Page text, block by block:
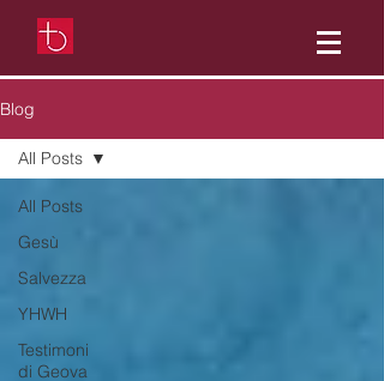
Blog
All Posts
Gesù
Salvezza
YHWH
Testimoni
di Geova
All Posts